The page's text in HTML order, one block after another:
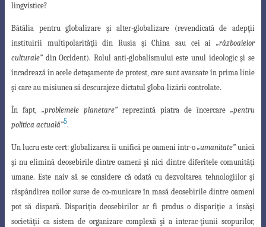
lingvistice?
Bătălia pentru globalizare şi alter-globalizare (revendicată de adepţii
instituirii multipolarităţii din Rusia şi China sau cei ai„războaielor
culturale”din Occident). Rolul anti-globalismului este unul ideologic şi se
încadrează în acele detaşamente de protest, care sunt avansate în prima linie
şi care au misiunea să descurajeze dictatul globa-lizării controlate.
În fapt, „problemele planetare” reprezintă piatra de încercare„pentru
politica actuală”5.
Un lucru este cert: globalizarea îi unifică pe oameni într-o „umanitate”unică
şinu elimină deosebirile dintre oameni şi nici dintre diferitele comunităţi
umane. Este naivsă se considere că odată cu dezvoltarea tehnologiilor şi
răspândirea noilor surse de co-municare în masă deosebirile dintre oameni
pot să dispară. Dispariţia deosebirilor ar fi produs o dispariţie a însăşi
societăţii ca sistem de organizare complexă şi a interac-ţiunii scopurilor,